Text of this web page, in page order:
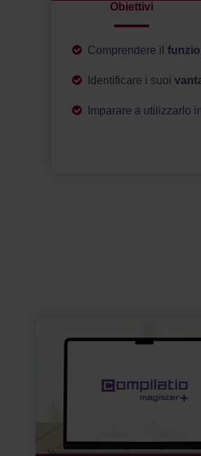
Obiettivi
Comprendere il
Identificare i suoi
Imparare a utilizzarlo